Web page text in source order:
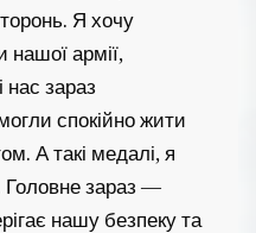
Я хочу
нашої армії,
нас зараз
спокійно жити
А такі медалі, я
Головне зараз —
нашу безпеку та